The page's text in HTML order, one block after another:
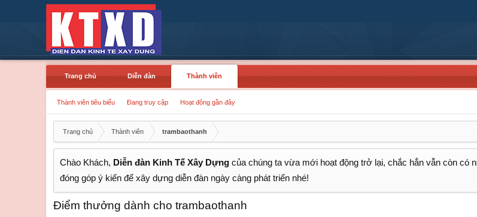
Trang chủ
Diễn đàn Thành viên
Thành viên tiêu biểu Đang truy cập Hoạt động gần đây
Trang chủ Thành viên trambaothanh
Chào Khách, Diễn đàn Kinh Tế Xây Dựng của chúng ta vừa mới hoạt động trở lại, chắc hẳn vẫn còn có
đóng góp ý kiến để xây dựng diễn đàn ngày càng phát triển nhé!
Điểm thưởng dành cho trambaothanh